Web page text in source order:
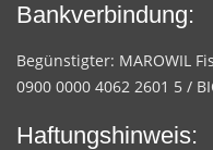
Bankverbindung:
Begünstigter: MAROWIL
0900 0000 4062 2601 5 /
Haftungshinweis: